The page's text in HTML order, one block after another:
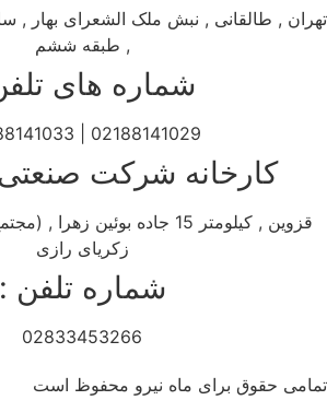
, طبقه ششم
شماره های
02188141029 | 02188141033
کارخانه شرکت صنعتی
قزوین , کیلومتر 15 جاده بوئین
زکریای رازی
شماره تلفن :
02833453266
تمامی حقوق برای ماه نیرو محفوظ است